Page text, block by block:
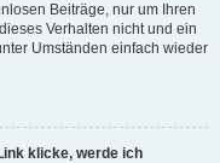
Beiträge, nur um Ihren
Verhalten nicht und ein
Umständen einfach wieder
klicke, werde ich